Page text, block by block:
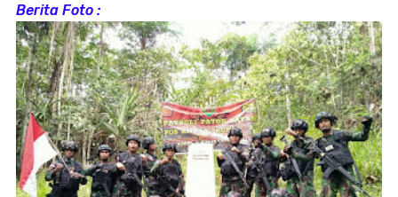
Berita Foto :